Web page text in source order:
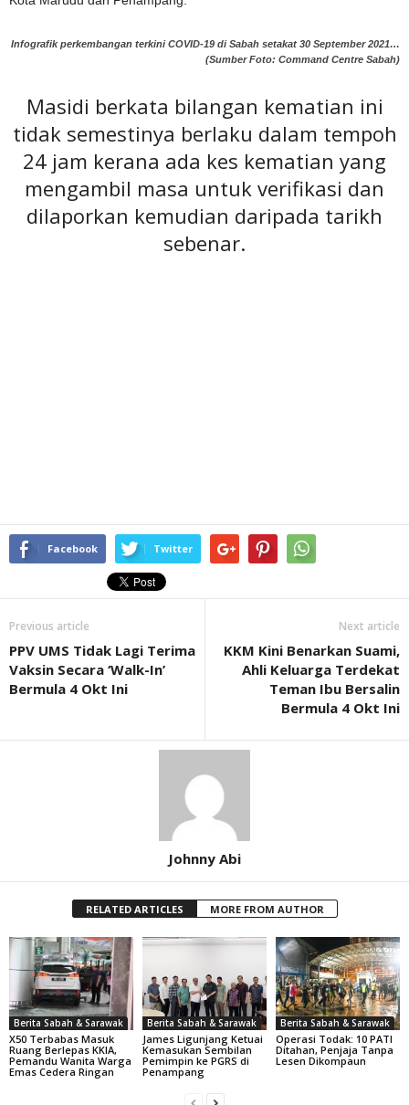
Infografik perkembangan terkini COVID-19 di Sabah setakat 30 September 2021…
(Sumber Foto: Command Centre Sabah)
Masidi berkata bilangan kematian ini
tidak semestinya berlaku dalam tempoh
24 jam kerana ada kes kematian yang
mengambil masa untuk verifikasi dan
dilaporkan kemudian daripada tarikh
sebenar.
Facebook Twitter
Previous article
PPV UMS Tidak Lagi Terima
Vaksin Secara ‘Walk-In’
Bermula 4 Okt Ini
Next article
KKM Kini Benarkan Suami,
Ahli Keluarga Terdekat
Teman Ibu Bersalin
Bermula 4 Okt Ini
Johnny Abi
RELATED ARTICLES MORE FROM AUTHOR
Berita Sabah & Sarawak
X50 Terbabas Masuk
Ruang Berlepas KKIA,
Pemandu Wanita Warga
Emas Cedera Ringan
Berita Sabah & Sarawak
James Ligunjang Ketuai
Kemasukan Sembilan
Pemimpin ke PGRS di
Penampang
Berita Sabah & Sarawak
Operasi Todak: 10 PATI
Ditahan, Penjaja Tanpa
Lesen Dikompaun